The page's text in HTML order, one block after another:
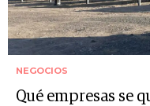
NEGOCIOS
Qué empresas se